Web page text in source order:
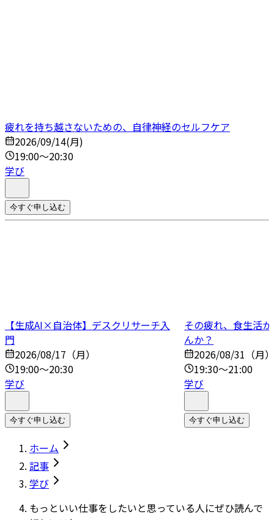
疲れを持ち越さないための、自律神経のセルフケア
2026/09/14(月)
19:00～20:30
学び
今すぐ申し込む
【生成AI×自治体】デスクリサーチ入
門
2026/08/17（月）
19:00～20:30
学び
今すぐ申し込む
その疲れ、食生活
んか？
2026/08/31（月
19:30～21:00
学び
今すぐ申し込む
ホーム
記事
学び
もっといい仕事をしたいと思っている人にぜひ読んで